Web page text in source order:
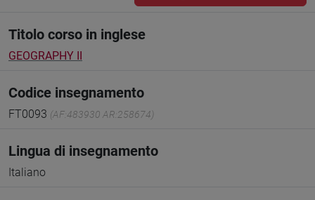
Titolo corso in inglese
GEOGRAPHY II
Codice insegnamento
FT0093 (AF:483930 AR:258674)
Lingua di insegnamento
Italiano